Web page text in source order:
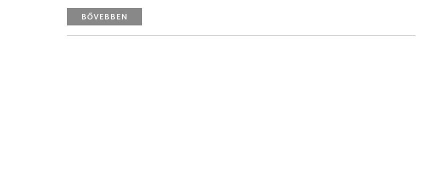
BŐVEBBEN